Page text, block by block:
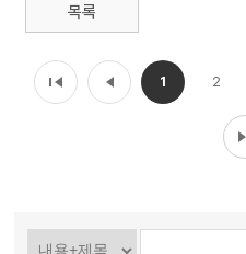
목록
1 2